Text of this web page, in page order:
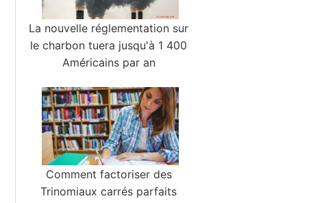
La nouvelle réglementation sur
le charbon tuera jusqu'à 1 400
Américains par an
Comment factoriser des
Trinomiaux carrés parfaits